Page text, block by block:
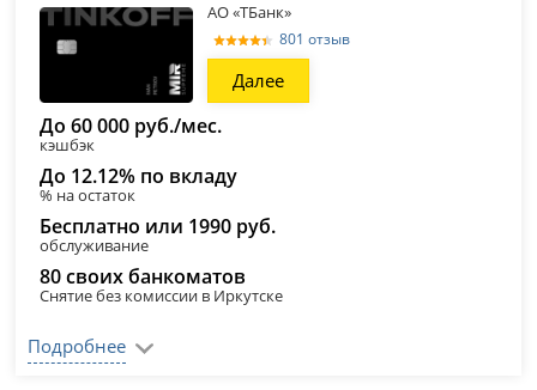
АО «ТБанк»
801 отзыв
Далее
До 60 000 руб./мес.
кэшбэк
До 12.12% по вкладу
% на остаток
Бесплатно или 1990 руб.
обслуживание
80 своих банкоматов
Снятие без комиссии в Иркутске
Подробнее